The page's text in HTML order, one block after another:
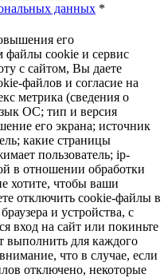
данных *
его
файлы cookie и сервис
с сайтом, Вы даете
файлов и согласие на
метрика (сведения о
ОС; тип и версия
его экрана; источник
какие страницы
пользователь; ip-
в отношении обработки
хотите, чтобы ваши
отключить cookie-файлы в
и устройства, с
вход на сайт или покиньте
выполнить для каждого
что в случае, если
отключено, некоторые